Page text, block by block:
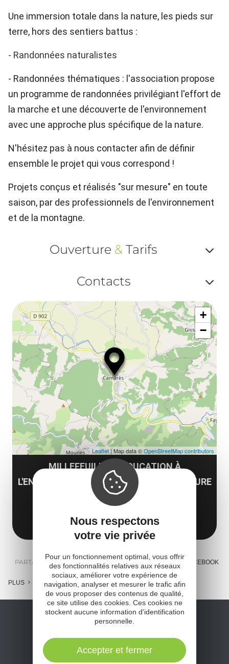
Une immersion totale dans la nature, les pieds sur
terre, hors des sentiers battus :
- Randonnées naturalistes
- Randonnées thématiques : l'association propose
un programme de randonnées privilégiant l'effort de
la marche et une découverte de l'environnement
avec une approche plus spécifique de la nature.
N'hésitez pas à nous contacter afin de définir
ensemble le projet qui vous correspond !
Projets conçus et réalisés "sur mesure" en toute
saison, par des professionnels de l'environnement
et de la montagne.
Ouverture & Tarifs
ou
et
Contacts
ou
MILLEFEUILLES - EDUCATION À
L'ENVIRONNEMENT ET RANDONNÉES NATURE
Promilhac
12360 Camarès
Obtenir l'itinéraire
+
−
Leaflet| Map data ©OpenStreetMap contributors
PARTAGER : E-MAIL MESSENGER FACEBOOK
PLUS
Nous respectons
votre vie privée
Pour un fonctionnement optimal, vous offrir
des fonctionnalités relatives aux réseaux
sociaux, améliorer votre expérience de
navigation, analyser et mesurer le trafic afin
de vous proposer des contenus de qualité,
ce site utilise des cookies. Ces cookies ne
stockent aucune information d'identification
personnelle.
Accepter et fermer